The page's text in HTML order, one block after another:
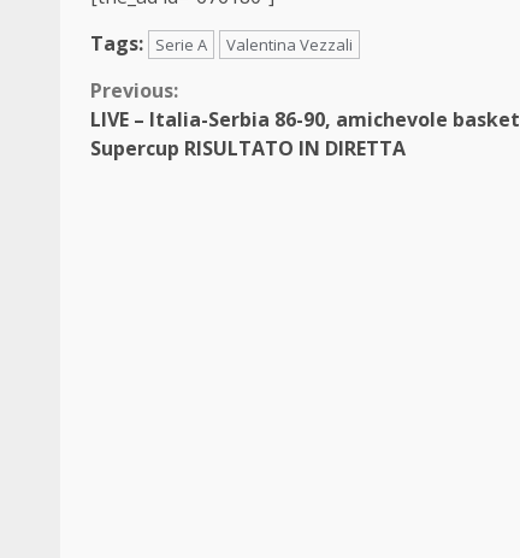
Tags:
Serie A Valentina Vezzali
Continue
Reading
Previous:
LIVE – Italia-Serbia 86-90, amichevole basket
Supercup RISULTATO IN DIRETTA